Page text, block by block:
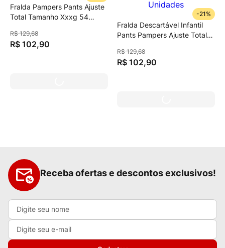
Fralda Pampers Pants Ajuste
Total Tamanho Xxxg 54
R$ 129,68
R$ 102,90
-21%
Fralda Descartável Infantil
Pants Pampers Ajuste Total
R$ 129,68
R$ 102,90
Receba ofertas e descontos exclusivos!